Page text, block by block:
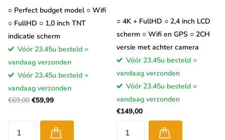
○ Perfect budget model ○ Wifi
○ FullHD ○ 1,0 inch TNT
indicatie scherm
Vóór 23.45u besteld =
vandaag verzonden
Vóór 23.45u besteld =
vandaag verzonden
€69,00 €59,99
○ 4K + FullHD ○ 2,4 inch LCD
scherm ○ Wifi en GPS ○ 2CH
versie met achter camera
Vóór 23.45u besteld =
vandaag verzonden
Vóór 23.45u besteld =
vandaag verzonden
€149,00